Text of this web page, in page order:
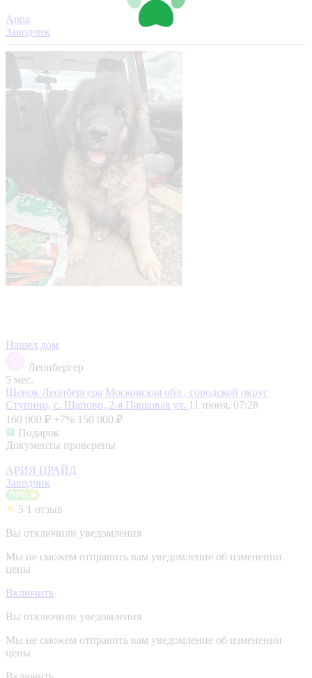
Anna
Заводчик
Нашел дом
Леонбергер
5 мес.
Щенок Леонбергера Московская обл., городской округ
Ступино, с. Щапово, 2-я Парковая ул. 11 июня, 07:28
160 000 ₽ +7% 150 000 ₽
Подарок
Документы проверены
АРИЯ ПРАЙД
Заводчик
5 1 отзыв
Вы отключили уведомления
Мы не сможем отправить вам уведомление об изменении
цены
Включить
Вы отключили уведомления
Мы не сможем отправить вам уведомление об изменении
цены